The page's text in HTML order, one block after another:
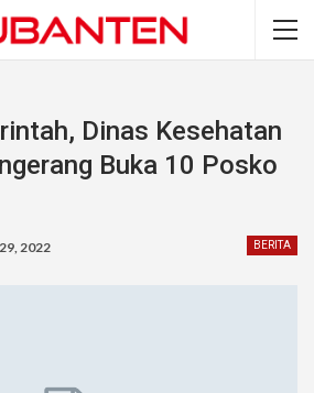
Dinas Kesehatan
Buka 10 Posko
BERITA
2022